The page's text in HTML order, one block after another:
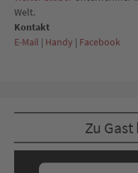
Welt.
Kontakt
E-Mail | Handy | Facebook
Zu